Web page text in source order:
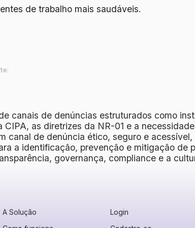
de trabalho mais saudáveis.
canais de denúncias estruturados como
as diretrizes da NR-01 e a
canal de denúncia ético, seguro e
a identificação, prevenção e mitigação de
governança, compliance e a
A Solução
Login